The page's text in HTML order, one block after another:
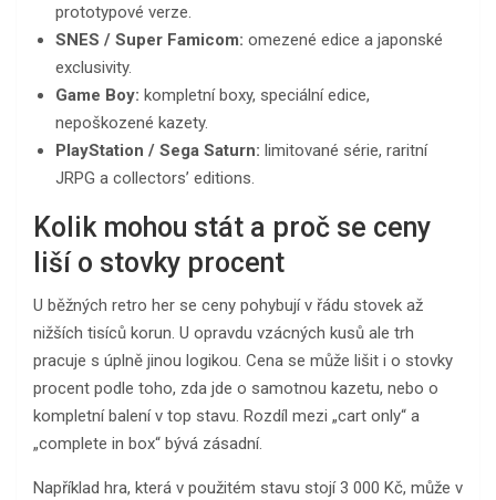
prototypové verze.
SNES / Super Famicom: omezené edice a japonské
exclusivity.
Game Boy: kompletní boxy, speciální edice,
nepoškozené kazety.
PlayStation / Sega Saturn: limitované série, raritní
JRPG a collectors’ editions.
Kolik mohou stát a proč se ceny
liší o stovky procent
U běžných retro her se ceny pohybují v řádu stovek až
nižších tisíců korun. U opravdu vzácných kusů ale trh
pracuje s úplně jinou logikou. Cena se může lišit i o stovky
procent podle toho, zda jde o samotnou kazetu, nebo o
kompletní balení v top stavu. Rozdíl mezi „cart only“ a
„complete in box“ bývá zásadní.
Například hra, která v použitém stavu stojí 3 000 Kč, může v